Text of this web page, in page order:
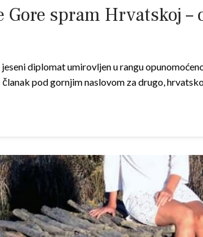
Gore spram Hrvatskoj
diplomat umirovljen u rangu
pod gornjim naslovom za drugo,